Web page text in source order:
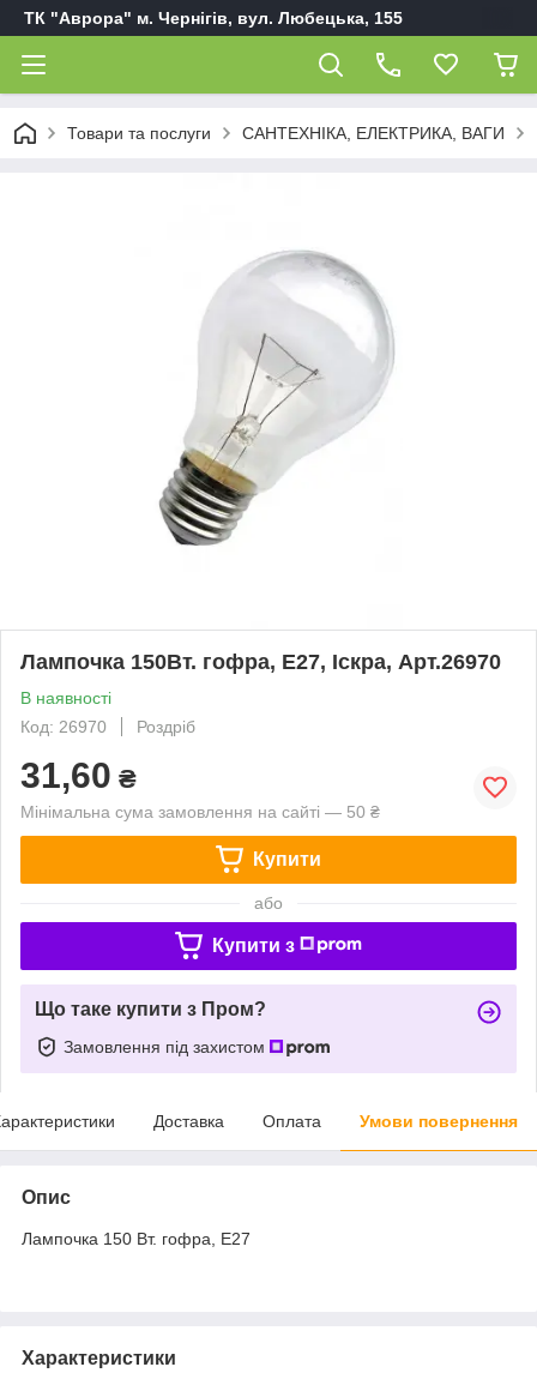
ТК "Аврора" м. Чернігів, вул. Любецька, 155
Товари та послуги САНТЕХНІКА, ЕЛЕКТРИКА, ВАГИ
Лампочка 150Вт. гофра, Е27, Іскра, Арт.26970
В наявності
Код: 26970
Роздріб
31,60 ₴
Мінімальна сума замовлення на сайті — 50 ₴
Купити
або
Купити з
Що таке купити з Пром?
Замовлення під захистом
Доставка Оплата Умови повернення
Опис
Лампочка 150 Вт. гофра, Е27
Характеристики